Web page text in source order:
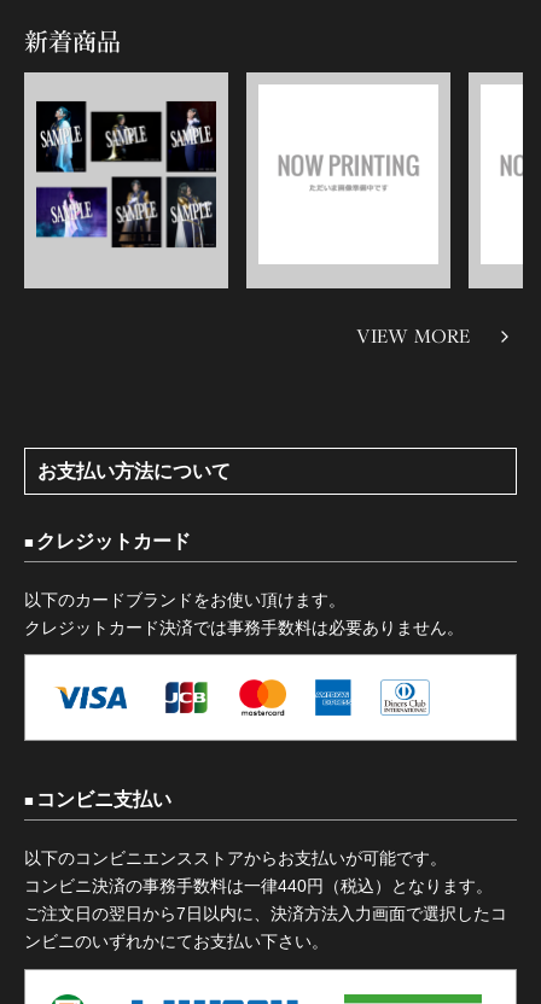
新着商品
VIEW MORE
お支払い方法について
クレジットカード
以下のカードブランドをお使い頂けます。
クレジットカード決済では事務手数料は必要ありません。
コンビニ支払い
以下のコンビニエンスストアからお支払いが可能です。
コンビニ決済の事務手数料は一律440円（税込）となります。
ご注文日の翌日から7日以内に、決済方法入力画面で選択したコ
ンビニのいずれかにてお支払い下さい。